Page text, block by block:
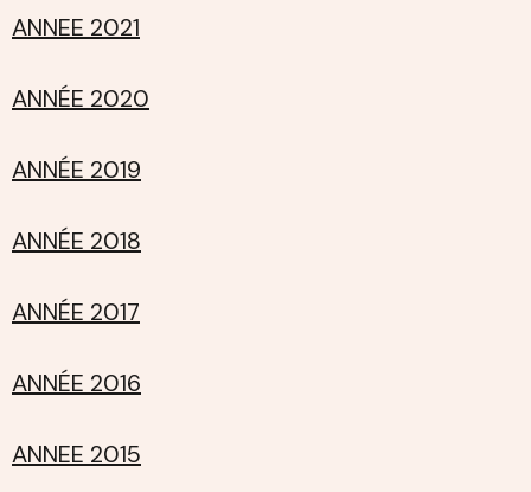
ANNEE 2021
ANNÉE 2020
ANNÉE 2019
ANNÉE 2018
ANNÉE 2017
ANNÉE 2016
ANNEE 2015